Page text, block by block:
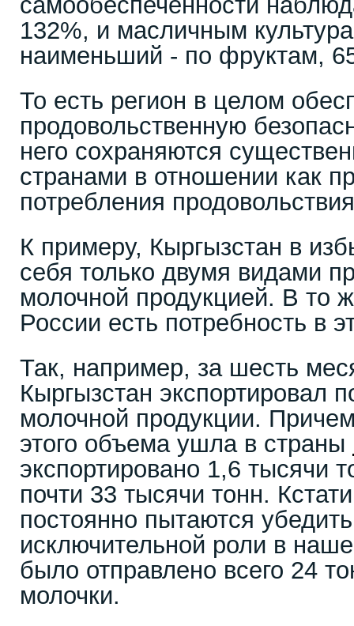
132%, и масличным
наименьший - по фруктам,
То есть регион в целом
продовольственную
него сохраняются
странами в отношении как
потребления
К примеру, Кыргызстан в
себя только двумя видами
молочной продукцией. В то
России есть потребность в
Так, например, за шесть
Кыргызстан экспортировал
молочной продукции.
этого объема ушла в страны
экспортировано 1,6 тысячи
почти 33 тысячи тонн.
постоянно пытаются
исключительной роли в
было отправлено всего 24
молочки.